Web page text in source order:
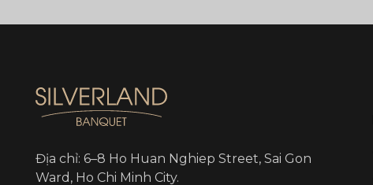
Địa chỉ: 6–8 Ho Huan Nghiep Street, Sai Gon
Ward, Ho Chi Minh City.